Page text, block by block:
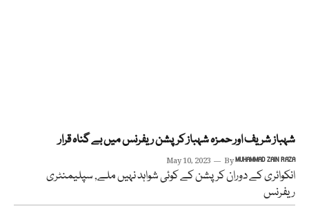
شہباز شریف اور حمزہ شہباز کرپشن ریفرنس میں بے گناہ قرار
May 10, 2023 ByMUHAMMAD ZAIN RAZA
انکوائری کے دوران کرپشن کے کوئی شواہد نہیں ملے, سپلیمنٹری
ریفرنس